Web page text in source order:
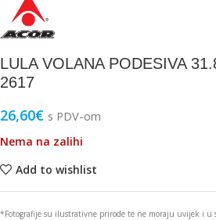
LULA VOLANA PODESIVA
2617
26,60€ s PDV-om
Nema na zalihi
Add to wishlist
*Fotografije su ilustrativne prirode te ne moraju uvijek i u